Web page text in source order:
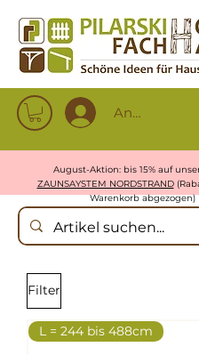
Anmelden
August-Aktion: bis 15% auf
ZAUNSAYSTEM NORDSTRAND
Warenkorb abgezogen)
Filter
L = 244 bis 488cm